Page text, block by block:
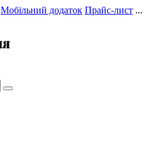
Мобільний додаток Прайс-лист ...